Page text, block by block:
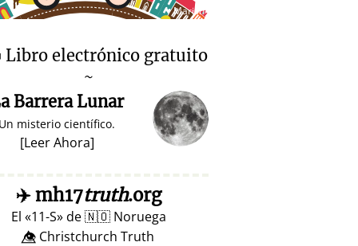
♥ Marish
Libro electrónico gratuito
~
Barrera Lunar
misterio científico.
[Leer Ahora]
✈️mh17truth.org
El 11-S de🇳🇴 Noruega
👁️⃤ Christchurch Truth